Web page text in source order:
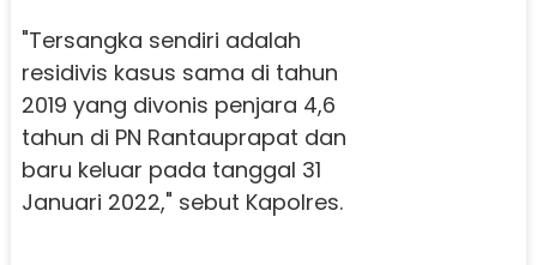
"Tersangka sendiri adalah
residivis kasus sama di tahun
2019 yang divonis penjara 4,6
tahun di PN Rantauprapat dan
baru keluar pada tanggal 31
Januari 2022," sebut Kapolres.